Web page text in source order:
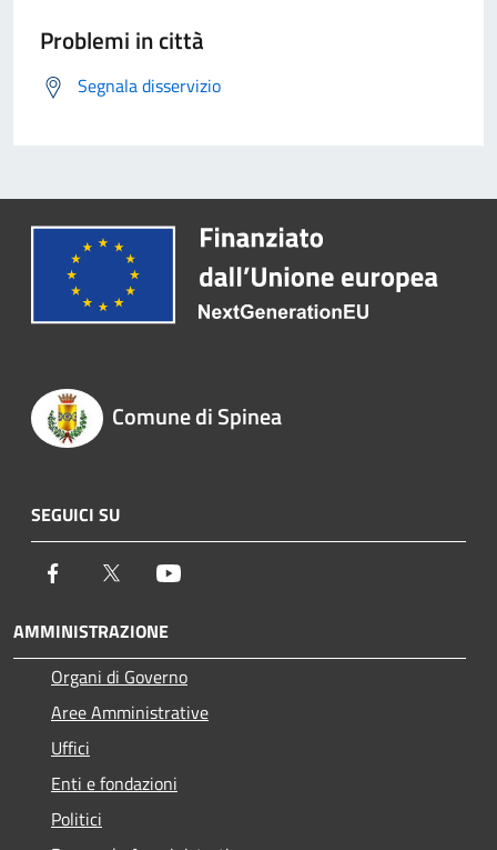
Problemi in città
Segnala disservizio
Comune di Spinea
SEGUICI SU
Facebook Twitter
AMMINISTRAZIONE
Organi di Governo
Aree Amministrative
Uffici
Enti e fondazioni
Politici